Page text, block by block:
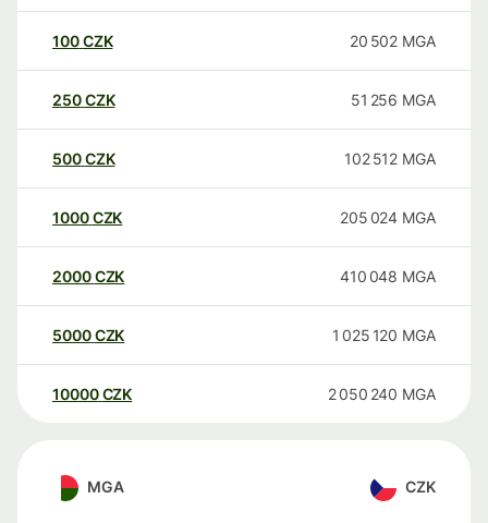
100CZK 20 502 MGA
250CZK 51 256 MGA
500CZK 102 512 MGA
1000CZK 205 024 MGA
2000CZK 410 048 MGA
5000CZK 1 025 120 MGA
10000 CZK 2 050 240 MGA
MGA CZK